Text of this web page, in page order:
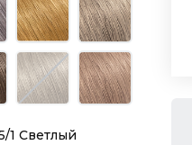
1 Светлый